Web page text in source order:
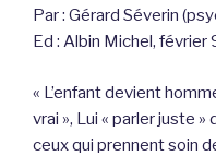
Par : Gérard Séverin
Ed : Albin Michel, février
« L’enfant devient
vrai », Lui « parler juste
ceux qui prennent soin